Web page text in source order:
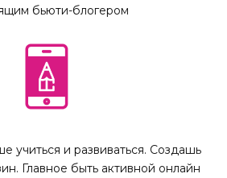
бьюти-блогером
учиться и развиваться. Создашь
Главное быть активной онлайн